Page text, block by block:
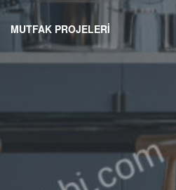
MUTFAK PROJELERİ